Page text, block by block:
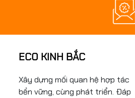
ECO KINH BẮC
Xây dựng mối quan hệ hợp tác
bền vững, cùng phát triển. Đáp